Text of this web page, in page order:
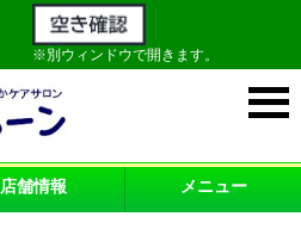
※別ウィンドウで開きます。
店舗情報 メニュー